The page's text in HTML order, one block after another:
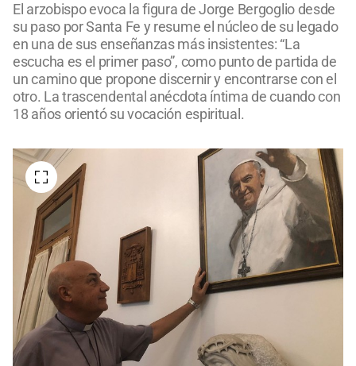
El arzobispo evoca la figura de Jorge Bergoglio desde
su paso por Santa Fe y resume el núcleo de su legado
en una de sus enseñanzas más insistentes: “La
escucha es el primer paso”, como punto de partida de
un camino que propone discernir y encontrarse con el
otro. La trascendental anécdota íntima de cuando con
18 años orientó su vocación espiritual.